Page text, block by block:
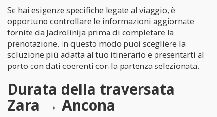
Se hai esigenze specifiche legate al viaggio, è
opportuno controllare le informazioni aggiornate
fornite da Jadrolinija prima di completare la
prenotazione. In questo modo puoi scegliere la
soluzione più adatta al tuo itinerario e presentarti al
porto con dati coerenti con la partenza selezionata.
Durata della traversata
Zara → Ancona